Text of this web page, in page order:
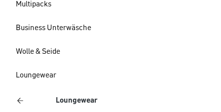
Multipacks
Business Unterwäsche
Wolle & Seide
Loungewear
Loungewear